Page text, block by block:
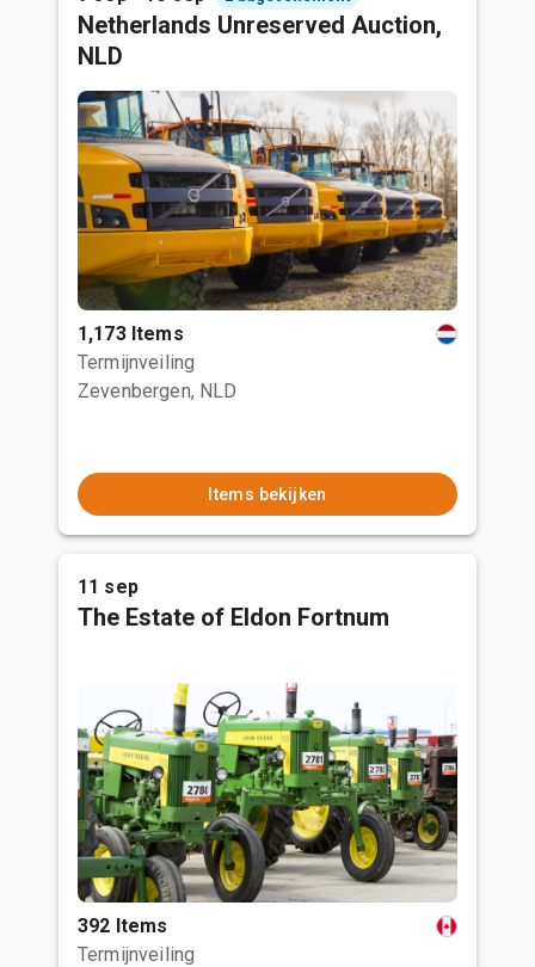
Netherlands Unreserved Auction,
NLD
1,173 Items
Termijnveiling
Zevenbergen, NLD
Items bekijken
11 sep
The Estate of Eldon Fortnum
392 Items
Termijnveiling